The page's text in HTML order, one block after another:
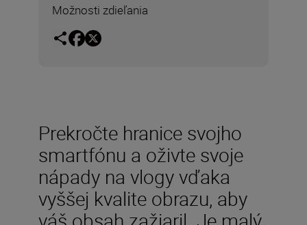
Možnosti zdieľania
Prekročte hranice svojho
smartfónu a oživte svoje
nápady na vlogy vďaka
vyššej kvalite obrazu, aby